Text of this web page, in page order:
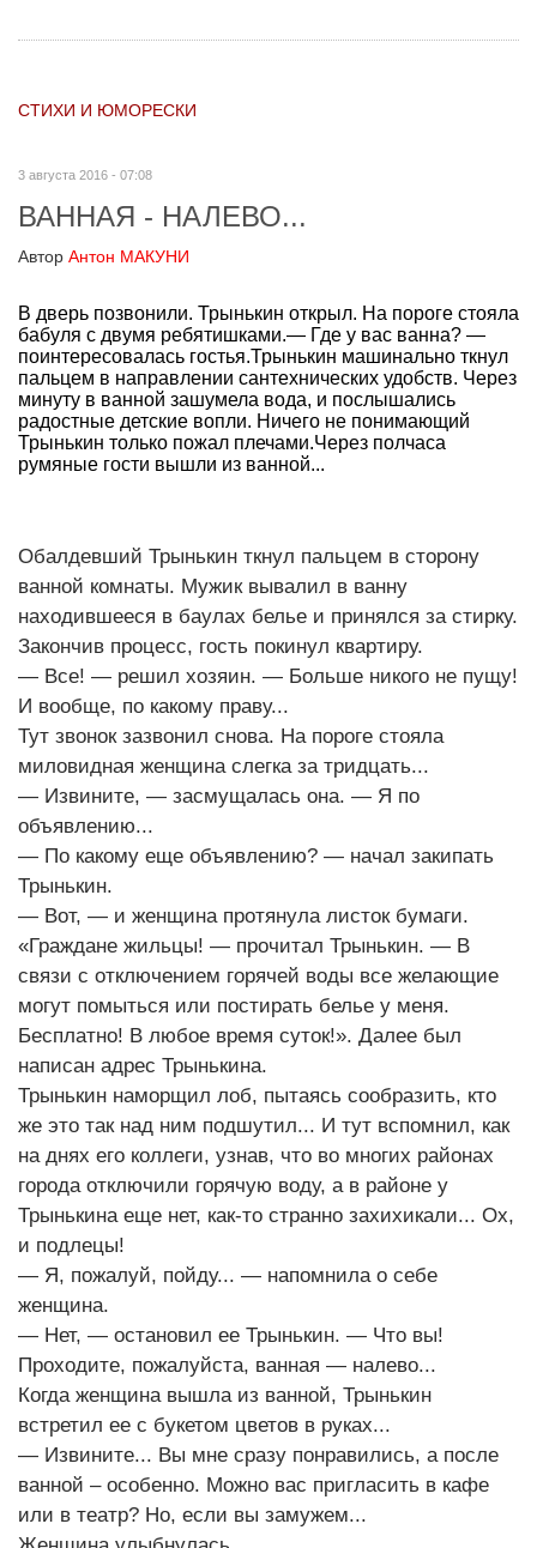
СТИХИ И ЮМОРЕСКИ
3 августа 2016 - 07:08
ВАННАЯ - НАЛЕВО...
Автор Антон МАКУНИ
В дверь позвонили. Трынькин открыл. На пороге стояла
бабуля с двумя ребятишками.— Где у вас ванна? —
поинтересовалась гостья.Трынькин машинально ткнул
пальцем в направлении сантехнических удобств. Через
минуту в ванной зашумела вода, и послышались
радостные детские вопли. Ничего не понимающий
Трынькин только пожал плечами.Через полчаса
румяные гости вышли из ванной...
Обалдевший Трынькин ткнул пальцем в сторону
ванной комнаты. Мужик вывалил в ванну
находившееся в баулах белье и принялся за стирку.
Закончив процесс, гость покинул квартиру.
— Все! — решил хозяин. — Больше никого не пущу!
И вообще, по какому праву...
Тут звонок зазвонил снова. На пороге стояла
миловидная женщина слегка за тридцать...
— Извините, — засмущалась она. — Я по
объявлению...
— По какому еще объявлению? — начал закипать
Трынькин.
— Вот, — и женщина протянула листок бумаги.
«Граждане жильцы! — прочитал Трынькин. — В
связи с отключением горячей воды все желающие
могут помыться или постирать белье у меня.
Бесплатно! В любое время суток!». Далее был
написан адрес Трынькина.
Трынькин наморщил лоб, пытаясь сообразить, кто
же это так над ним подшутил... И тут вспомнил, как
на днях его коллеги, узнав, что во многих районах
города отключили горячую воду, а в районе у
Трынькина еще нет, как-то странно захихикали... Ох,
и подлецы!
— Я, пожалуй, пойду... — напомнила о себе
женщина.
— Нет, — остановил ее Трынькин. — Что вы!
Проходите, пожалуйста, ванная — налево...
Когда женщина вышла из ванной, Трынькин
встретил ее с букетом цветов в руках...
— Извините... Вы мне сразу понравились, а после
ванной – особенно. Можно вас пригласить в кафе
или в театр? Но, если вы замужем...